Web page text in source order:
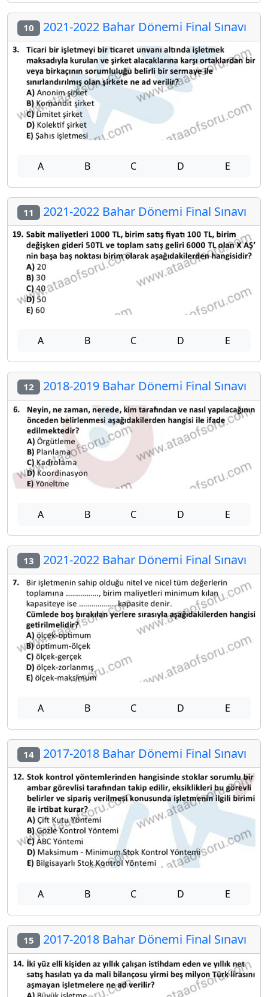
10 2021-2022 Bahar Dönemi Final Sınavı
A B C D E
11 2021-2022 Bahar Dönemi Final Sınavı
A B C D E
12 2018-2019 Bahar Dönemi Final Sınavı
A B C D E
13 2021-2022 Bahar Dönemi Final Sınavı
A B C D E
14 2017-2018 Bahar Dönemi Final Sınavı
A B C D E
15 2017-2018 Bahar Dönemi Final Sınavı